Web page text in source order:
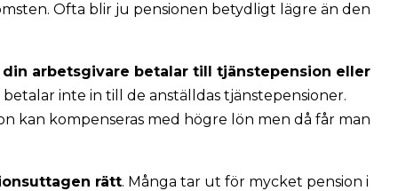
Ofta blir ju pensionen betydligt lägre än den
arbetsgivare betalar till tjänstepension eller
betalar inte in till de anställdas tjänstepensioner.
kan kompenseras med högre lön men då får man
rätt. Många tar ut för mycket pension i